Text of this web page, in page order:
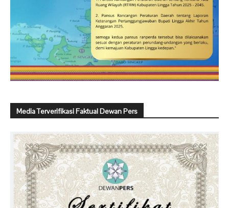
Media Terverifikasi Faktual Dewan Pers